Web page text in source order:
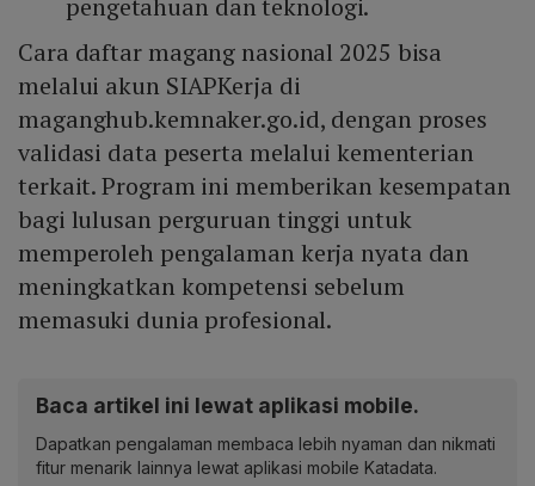
pengetahuan dan teknologi.
Cara daftar magang nasional 2025 bisa
melalui akun SIAPKerja di
maganghub.kemnaker.go.id, dengan proses
validasi data peserta melalui kementerian
terkait. Program ini memberikan kesempatan
bagi lulusan perguruan tinggi untuk
memperoleh pengalaman kerja nyata dan
meningkatkan kompetensi sebelum
memasuki dunia profesional.
Baca artikel ini lewat aplikasi mobile.
Dapatkan pengalaman membaca lebih nyaman dan nikmati
fitur menarik lainnya lewat aplikasi mobile Katadata.